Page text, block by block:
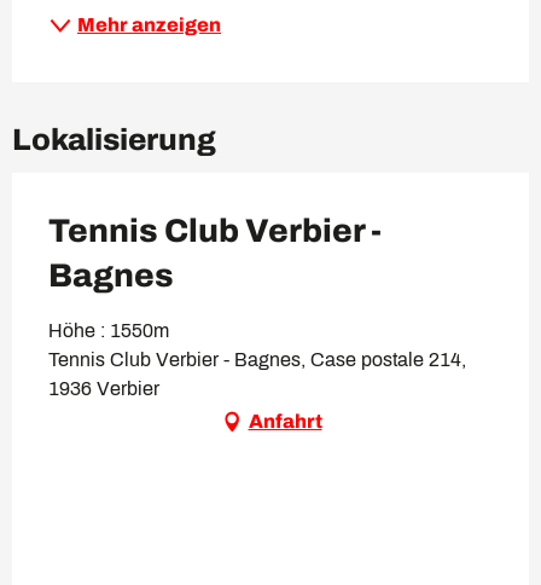
Mehr anzeigen
Lokalisierung
Tennis Club Verbier -
Bagnes
Höhe : 1550m
Tennis Club Verbier - Bagnes, Case postale 214,
1936 Verbier
Anfahrt